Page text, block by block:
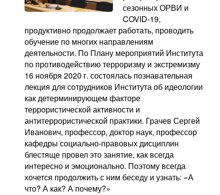
сезонных ОРВИ и
COVID-19,
продуктивно продолжает работать, проводить
обучение по многих направлениям
деятельности. По Плану мероприятий Института
по противодействию терроризму и экстремизму
16 ноября 2020 г. состоялась познавательная
лекция для сотрудников Института об идеологии
как детерминирующем факторе
террористической активности и
антитеррористической практики. Грачев Сергей
Иванович, профессор, доктор наук, профессор
кафедры социально-правовых дисциплин
блестяще провел это занятие, как всегда
интересно и эмоционально. Поэтому всегда
хочется продолжить с ним беседу и узнать: «А
что? А как? А почему?»